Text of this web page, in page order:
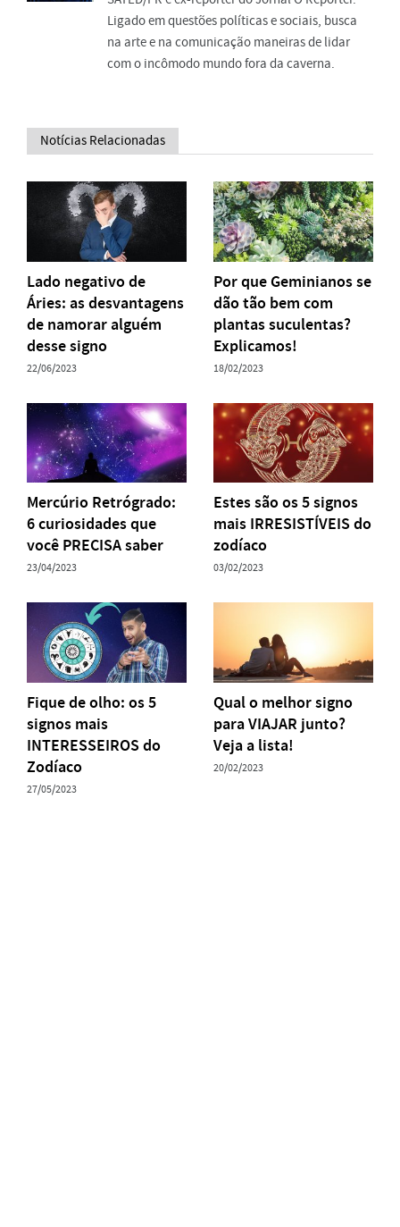
Ligado em questões políticas e sociais, busca
na arte e na comunicação maneiras de lidar
com o incômodo mundo fora da caverna.
Notícias Relacionadas
Lado negativo de
Áries: as desvantagens
de namorar alguém
desse signo
22/06/2023
Por que Geminianos se
dão tão bem com
plantas suculentas?
Explicamos!
18/02/2023
Mercúrio Retrógrado:
6 curiosidades que
você PRECISA saber
23/04/2023
Estes são os 5 signos
mais IRRESISTÍVEIS do
zodíaco
03/02/2023
Fique de olho: os 5
signos mais
INTERESSEIROS do
Zodíaco
27/05/2023
Qual o melhor signo
para VIAJAR junto?
Veja a lista!
20/02/2023